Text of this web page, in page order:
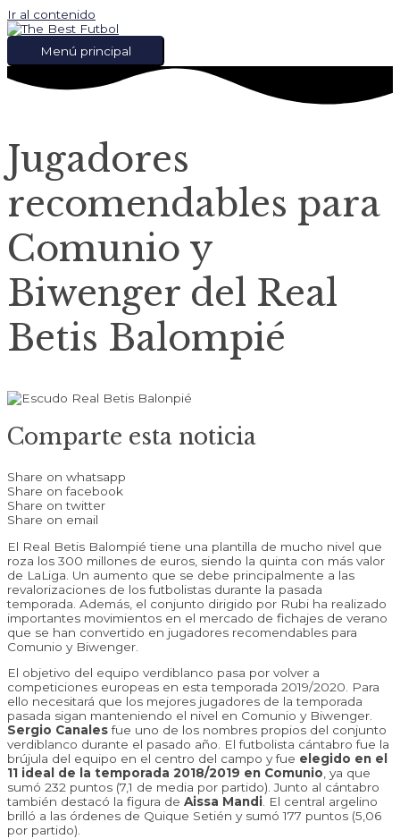
Ir al contenido
Menú principal
Jugadores
recomendables para
Comunio y
Biwenger del Real
Betis Balompié
Comparte esta noticia
Share on whatsapp
Share on facebook
Share on twitter
Share on email
El Real Betis Balompié tiene una plantilla de mucho nivel que
roza los 300 millones de euros, siendo la quinta con más valor
de LaLiga. Un aumento que se debe principalmente a las
revalorizaciones de los futbolistas durante la pasada
temporada. Además, el conjunto dirigido por Rubi ha realizado
importantes movimientos en el mercado de fichajes de verano
que se han convertido en jugadores recomendables para
Comunio y Biwenger.
El objetivo del equipo verdiblanco pasa por volver a
competiciones europeas en esta temporada 2019/2020. Para
ello necesitará que los mejores jugadores de la temporada
pasada sigan manteniendo el nivel en Comunio y Biwenger.
Sergio Canalesfue uno de los nombres propios del conjunto
verdiblanco durante el pasado año. El futbolista cántabro fue la
brújula del equipo en el centro del campo y fue elegido en el
11 ideal de la temporada 2018/2019 en Comunio, ya que
sumó 232 puntos (7,1 de media por partido). Junto al cántabro
también destacó la figura de Aissa Mandi. El central argelino
brilló a las órdenes de Quique Setién y sumó 177 puntos (5,06
por partido).